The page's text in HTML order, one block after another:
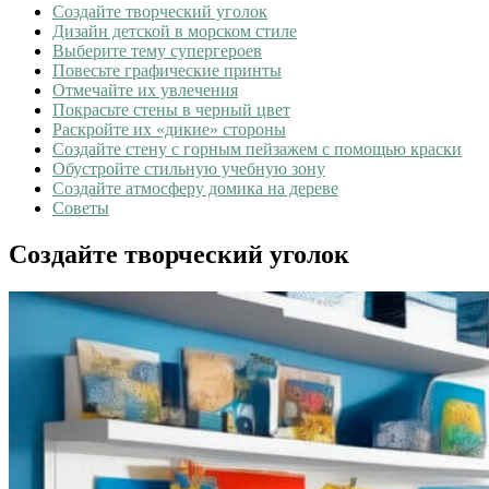
Создайте творческий уголок
Дизайн детской в морском стиле
Выберите тему супергероев
Повесьте графические принты
Отмечайте их увлечения
Покрасьте стены в черный цвет
Раскройте их «дикие» стороны
Создайте стену с горным пейзажем с помощью краски
Обустройте стильную учебную зону
Создайте атмосферу домика на дереве
Советы
Создайте творческий уголок